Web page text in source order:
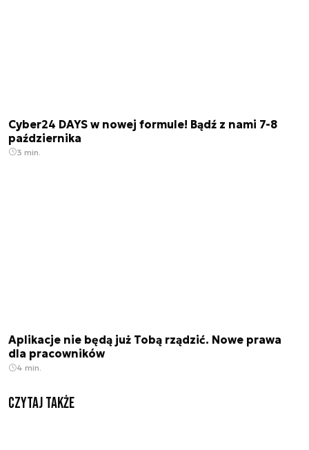
Cyber24 DAYS w nowej formule! Bądź z nami 7-8
października
3 min.
Aplikacje nie będą już Tobą rządzić. Nowe prawa
dla pracowników
4 min.
Czytaj także